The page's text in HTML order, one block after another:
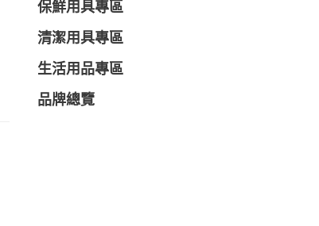
保鮮用具專區
清潔用具專區
生活用品專區
品牌總覽